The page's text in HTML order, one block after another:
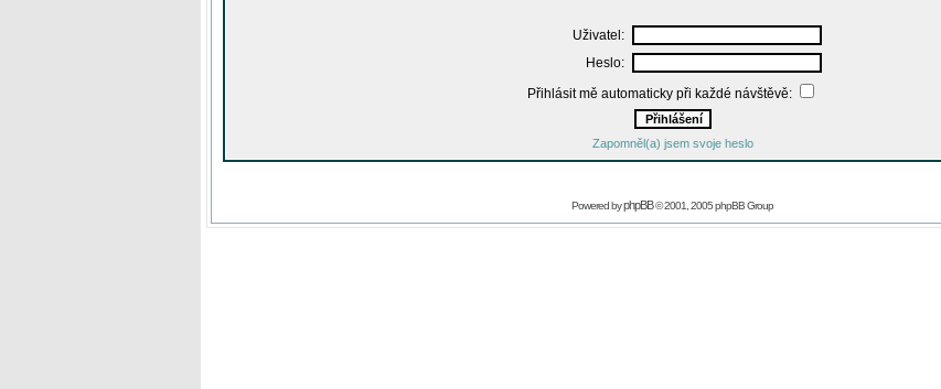
Uživatel:
Heslo:
Přihlásit mě automaticky při každé návštěvě:
Zapomněl(a) jsem svoje heslo
Powered byphpBB© 2001, 2005 phpBB Group